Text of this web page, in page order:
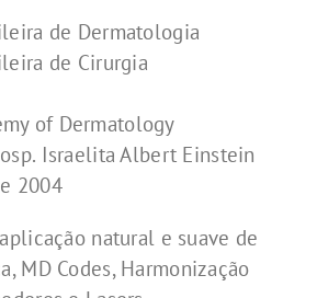
de Dermatologia
de Cirurgia
of Dermatology
Israelita Albert Einstein
2004
natural e suave de
MD Codes, Harmonização